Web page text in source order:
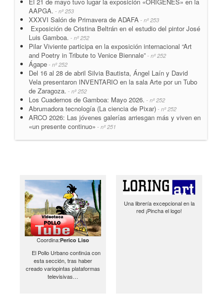
AAPGA. - nº 253
XXXVI Salón de Primavera de ADAFA - nº 253
Exposición de Cristina Beltrán en el estudio del pintor José
Luis Gamboa. - nº 252
Pilar Viviente participa en la exposición internacional “Art
and Poetry in Tribute to Venice Biennale” - nº 252
Ágape - nº 252
Del 16 al 28 de abril Silvia Bautista, Ángel Laín y David
Vela presentaron INVENTARIO en la sala Arte por un Tubo
de Zaragoza. - nº 252
Los Cuadernos de Gamboa: Mayo 2026. - nº 252
Abrumadora tecnología (La ciencia de Pixar) - nº 252
ARCO 2026: Las jóvenes galerías arriesgan más y viven en
«un presente continuo» - nº 251
Coordina:Perico Liso
El Pollo Urbano continúa con
esta sección, tras haber
creado variopintas plataformas
televisivas…
Una librería excepcional en la
red ¡Pincha el logo!